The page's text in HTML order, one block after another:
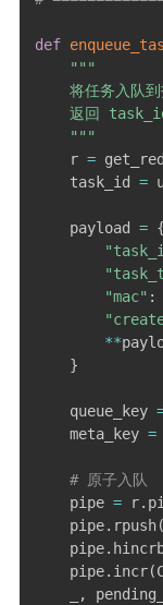
def
"""
将任务入队到
返回
    """
    r
=
    task_id
=
    payload
= {
"mac" :
**
}
    queue_key
    meta_key
=
# 原子入队
    pipe
= r.
    pipe
. rpush(
    pipe
.
    pipe
. incr(
,